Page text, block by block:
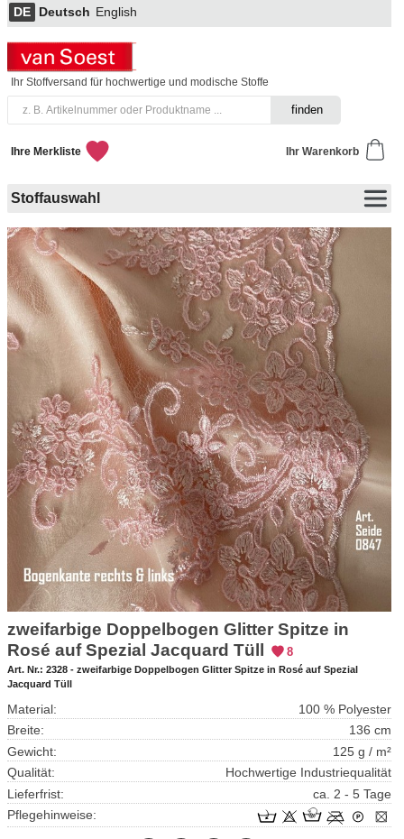
DE Deutsch English
Ihr Stoffversand für hochwertige und modische Stoffe
Ihr Warenkorb
Ihre Merkliste
Stoffauswahl
zweifarbige Doppelbogen Glitter Spitze in
Rosé auf Spezial Jacquard Tüll
8
Art. Nr.: 2328 - zweifarbige Doppelbogen Glitter Spitze in Rosé auf Spezial
Jacquard Tüll
Material:
100 % Polyester
Breite:
136 cm
Gewicht:
125 g / m²
Qualität:
Hochwertige Industriequalität
Lieferfrist:
ca. 2 - 5 Tage
Pflegehinweise: